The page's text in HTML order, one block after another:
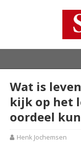
Wat is
kijk op het
oordeel
Henk Jochemsen